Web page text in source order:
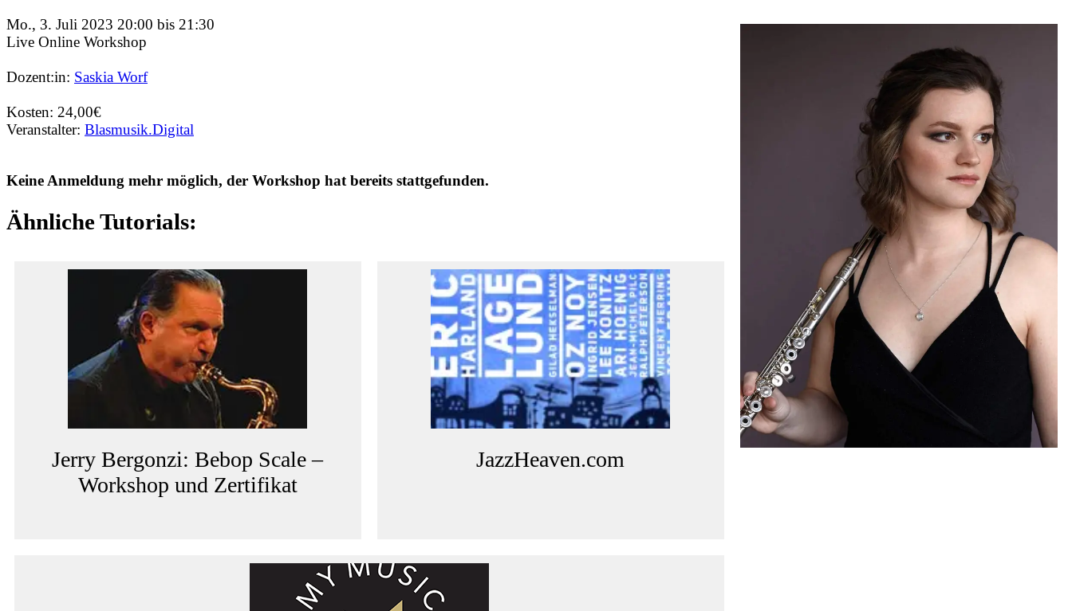
Mo., 3. Juli 2023 20:00 bis 21:30
Live Online Workshop
Dozent:in: Saskia Worf
Kosten: 24,00€
Veranstalter: Blasmusik.Digital
Keine Anmeldung mehr möglich, der Workshop hat bereits stattgefunden.
Ähnliche Tutorials:
Jerry Bergonzi: Bebop Scale –
Workshop und Zertifikat
JazzHeaven.com